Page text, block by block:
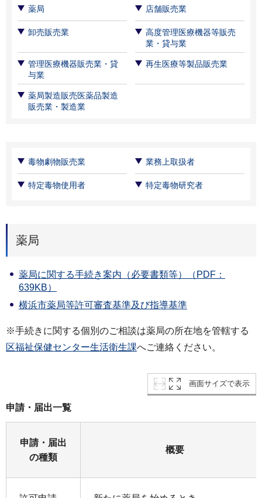
薬局 店舗販売業
卸売販売業
高度管理医療機器等販売
業・貸与業
管理医療機器販売業・貸
与業
再生医療等製品販売業
薬局製造販売医薬品製造
販売業・製造業
毒物劇物販売業 業務上取扱者
特定毒物使用者 特定毒物研究者
薬局
薬局に関する手続き案内（必要書類等）（PDF：
639KB）
横浜市薬局等許可審査基準及び指導基準
※手続きに関する個別のご相談は薬局の所在地を管轄する
区福祉保健センター生活衛生課へご連絡ください。
画面サイズで表示
申請・届出一覧
申請・届出
の種類
概要